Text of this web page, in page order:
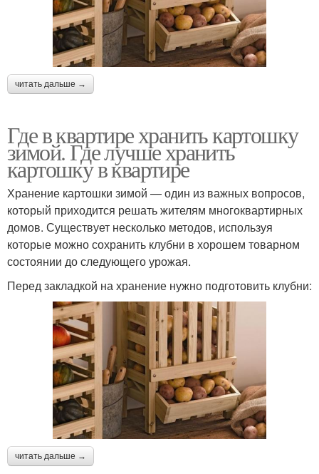
читать дальше →
Где в квартире хранить картошку
зимой. Где лучше хранить
картошку в квартире
Хранение картошки зимой — один из важных вопросов,
который приходится решать жителям многоквартирных
домов. Существует несколько методов, используя
которые можно сохранить клубни в хорошем товарном
состоянии до следующего урожая.
Перед закладкой на хранение нужно подготовить клубни:
читать дальше →